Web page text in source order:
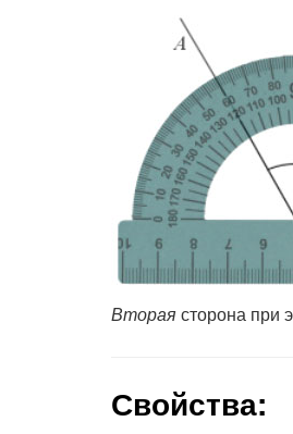
Втораясторона при
Свойства: